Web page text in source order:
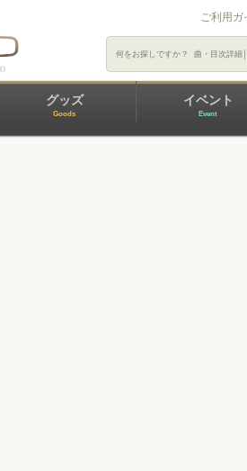
ご利用ガ
グッズ
Goods
イベント
Event